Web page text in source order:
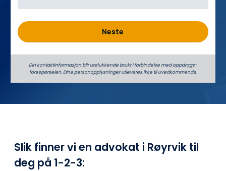
Neste
Din kontaktinformasjon blir utelukkende brukt i forbindelse med oppdrags­
forespørselen. Dine person­­opplysninger utleveres ikke til uvedkommende.
Slik finner vi en advokat i Røyrvik til
deg på 1-2-3: